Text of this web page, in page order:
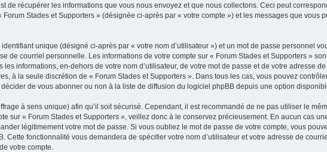
de récupérer les informations que vous nous envoyez et que nous collectons. Ceci peut
Forum Stades et Supporters » (désignée ci-après par « votre compte ») et les messages que
unique (désigné ci-après par « votre nom d’utilisateur ») et un mot de passe personnel
de courriel personnelle. Les informations de votre compte sur « Forum Stades et Supporters »
les informations, en-dehors de votre nom d’utilisateur, de votre mot de passe et de votre adresse
à la seule discrétion de « Forum Stades et Supporters ». Dans tous les cas, vous pouvez
de vous abonner ou non à la liste de diffusion du logiciel phpBB depuis une option
à sens unique) afin qu’il soit sécurisé. Cependant, il est recommandé de ne pas utiliser le
sur « Forum Stades et Supporters », veillez donc à le conservez précieusement. En aucun cas
légitimement votre mot de passe. Si vous oubliez le mot de passe de votre compte, vous
Cette fonctionnalité vous demandera de spécifier votre nom d’utilisateur et votre adresse de
votre compte.